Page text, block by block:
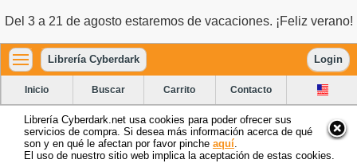
Del 3 a 21 de agosto estaremos de vacaciones. ¡Feliz verano!
Librería Cyberdark Login
Inicio Buscar Carrito Contacto
Librería Cyberdark.net usa cookies para poder ofrecer sus
servicios de compra. Si desea más información acerca de qué
son y en qué le afectan por favor pinche aquí
El uso de nuestro sitio web implica la aceptación de estas cookies.